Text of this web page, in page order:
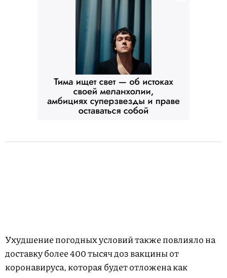
Ухудшение погодных условий также повлияло на
доставку более 400 тысяч доз вакцины от
коронавируса, которая будет отложена как